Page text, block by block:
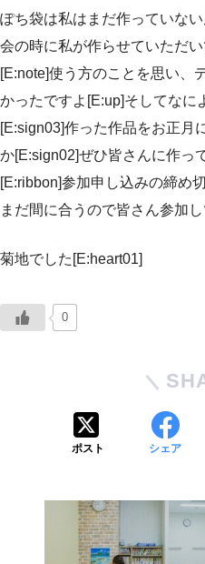
ぽち袋は私はまだ作っていな
会の時に私が作らせていただ
[E:note]使う方のことを思い、
かったですよ[E:up]そしてなに
[E:sign03]作った作品をお正月
か[E:sign02]ぜひ皆さんに作っ
[E:ribbon]参加申し込みの締め
まだ間に合うので皆さん参加し
菊地でした[E:heart01]
0
ポスト シェア